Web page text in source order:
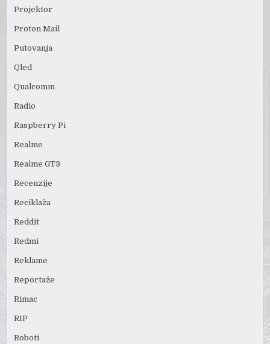
Projektor
Proton Mail
Putovanja
Qled
Qualcomm
Radio
Raspberry Pi
Realme
Realme GT3
Recenzije
Reciklaža
Reddit
Redmi
Reklame
Reportaže
Rimac
RIP
Roboti